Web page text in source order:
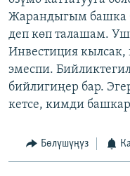
Жарандыгым башка
деп көп талашам.
Инвестиция
эмеспи.
бийлигиңер бар.
кетсе, кимди
Бөлүшүңүз